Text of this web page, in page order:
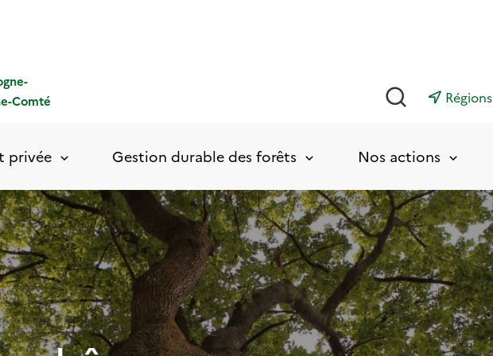
Comté
Rechercher
Régions
privée Gestion durable des forêts Nos actions